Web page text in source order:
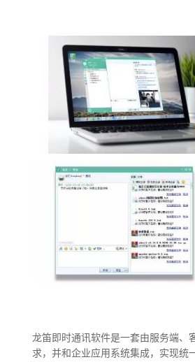
龙笛即时通讯软件是一套由服务端、
求，并和企业应用系统集成，实现统